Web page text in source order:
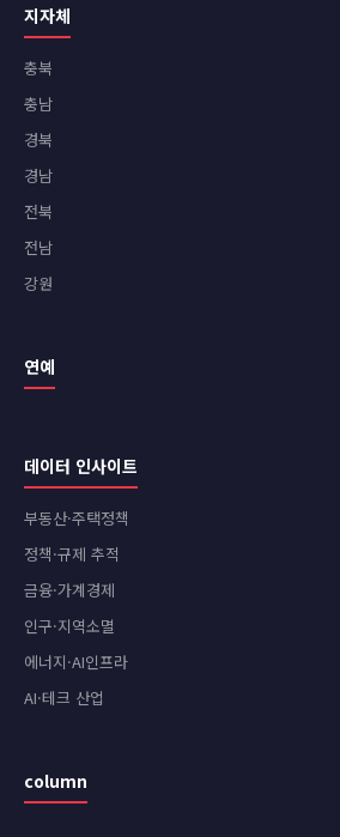
지자체
충북
충남
경북
경남
전북
전남
강원
연예
데이터 인사이트
부동산·주택정책
정책·규제 추적
금융·가계경제
인구·지역소멸
에너지·AI인프라
AI·테크 산업
column